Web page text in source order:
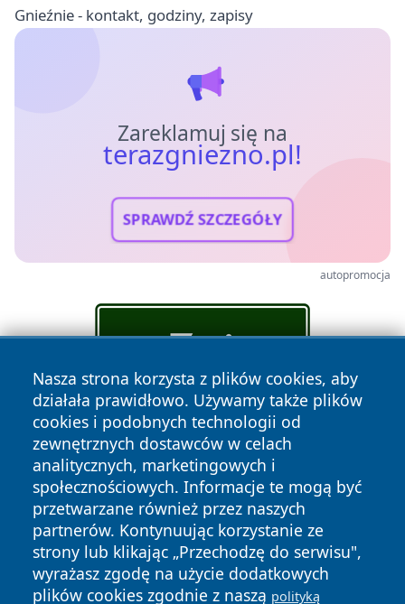
Gnieźnie - kontakt, godziny, zapisy
Zareklamuj się na
terazgniezno.pl!
SPRAWDŹ SZCZEGÓŁY
autopromocja
Nasza strona korzysta z plików cookies, aby
działała prawidłowo. Używamy także plików
cookies i podobnych technologii od
zewnętrznych dostawców w celach
analitycznych, marketingowych i
społecznościowych. Informacje te mogą być
przetwarzane również przez naszych
partnerów. Kontynuując korzystanie ze
strony lub klikając „Przechodzę do serwisu",
wyrażasz zgodę na użycie dodatkowych
plików cookies zgodnie z naszą polityką
Copyright © 2026 terazgniezno.pl Wszystkie prawa
zastrzeżone.